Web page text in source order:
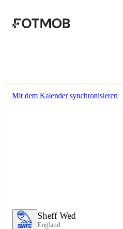
Sheff Wed
England
Mit dem Kalender synchronisieren